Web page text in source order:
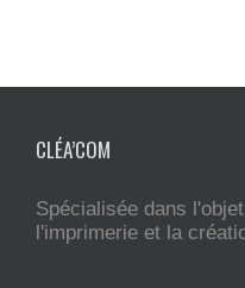
CLÉA’COM
Spécialisée dans
l'imprimerie et la